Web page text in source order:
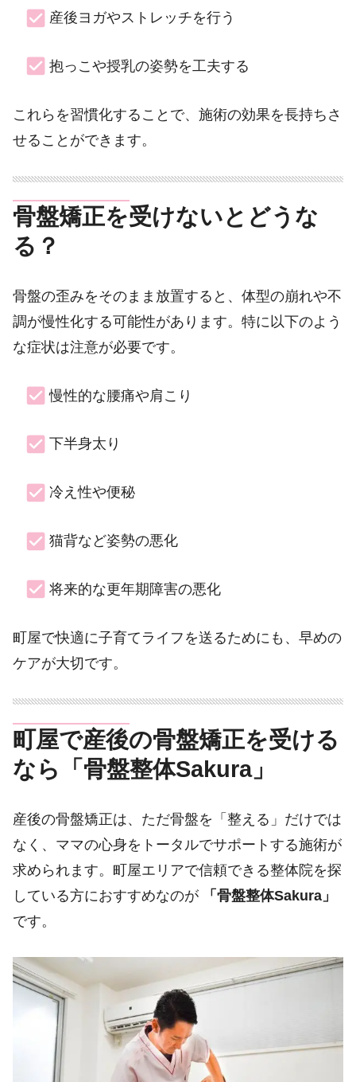
産後ヨガやストレッチを行う
抱っこや授乳の姿勢を工夫する
これらを習慣化することで、施術の効果を長持ちさ
せることができます。
骨盤矯正を受けないとどうな
る？
骨盤の歪みをそのまま放置すると、体型の崩れや不
調が慢性化する可能性があります。特に以下のよう
な症状は注意が必要です。
慢性的な腰痛や肩こり
下半身太り
冷え性や便秘
猫背など姿勢の悪化
将来的な更年期障害の悪化
町屋で快適に子育てライフを送るためにも、早めの
ケアが大切です。
町屋で産後の骨盤矯正を受ける
なら「骨盤整体Sakura」
産後の骨盤矯正は、ただ骨盤を「整える」だけでは
なく、ママの心身をトータルでサポートする施術が
求められます。町屋エリアで信頼できる整体院を探
している方におすすめなのが
「骨盤整体Sakura」
です。